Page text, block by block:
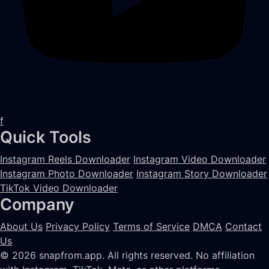
f
Quick Tools
Instagram Reels Downloader Instagram Video Downloader
Instagram Photo Downloader Instagram Story Downloader
TikTok Video Downloader
Company
About Us Privacy Policy Terms of Service DMCA Contact
Us
© 2026 snapfrom.app. All rights reserved. No affiliation